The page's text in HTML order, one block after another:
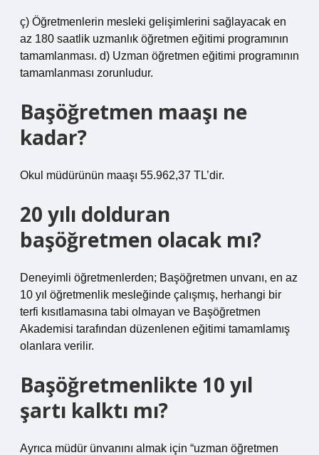
ç) Öğretmenlerin mesleki gelişimlerini sağlayacak en
az 180 saatlik uzmanlık öğretmen eğitimi programının
tamamlanması. d) Uzman öğretmen eğitimi programının
tamamlanması zorunludur.
Başöğretmen maaşı ne
kadar?
Okul müdürünün maaşı 55.962,37 TL’dir.
20 yılı dolduran
başöğretmen olacak mı?
Deneyimli öğretmenlerden; Başöğretmen unvanı, en az
10 yıl öğretmenlik mesleğinde çalışmış, herhangi bir
terfi kısıtlamasına tabi olmayan ve Başöğretmen
Akademisi tarafından düzenlenen eğitimi tamamlamış
olanlara verilir.
Başöğretmenlikte 10 yıl
şartı kalktı mı?
Ayrıca müdür ünvanını almak için “uzman öğretmen